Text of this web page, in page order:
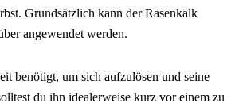
Grundsätzlich kann der Rasenkalk
angewendet werden.
benötigt, um sich aufzulösen und seine
du ihn idealerweise kurz vor einem zu